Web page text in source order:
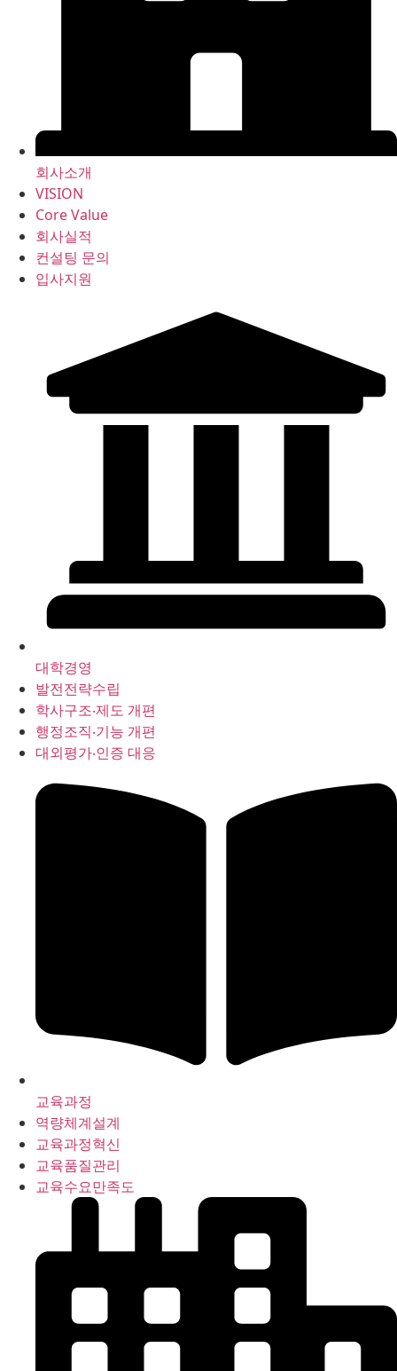
회사소개
VISION
Core Value
회사실적
컨설팅 문의
입사지원
대학경영
발전전략수립
학사구조‧제도 개편
행정조직‧기능 개편
대외평가‧인증 대응
교육과정
역량체계설계
교육과정혁신
교육품질관리
교육수요만족도